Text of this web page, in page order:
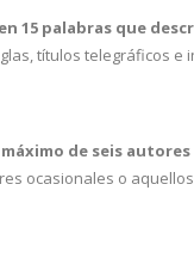
15 palabras que
títulos telegráficos
de seis
ocasionales o